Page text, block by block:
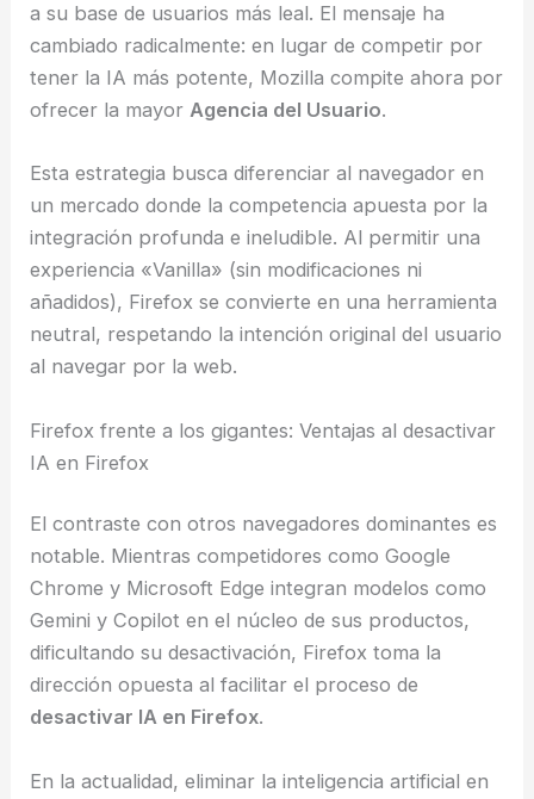
a su base de usuarios más leal. El mensaje ha
cambiado radicalmente: en lugar de competir por
tener la IA más potente, Mozilla compite ahora por
ofrecer la mayorAgencia del Usuario.
Esta estrategia busca diferenciar al navegador en
un mercado donde la competencia apuesta por la
integración profunda e ineludible. Al permitir una
experiencia «Vanilla» (sin modificaciones ni
añadidos), Firefox se convierte en una herramienta
neutral, respetando la intención original del usuario
al navegar por la web.
Firefox frente a los gigantes: Ventajas al desactivar
IA en Firefox
El contraste con otros navegadores dominantes es
notable. Mientras competidores como Google
Chrome y Microsoft Edge integran modelos como
Gemini y Copilot en el núcleo de sus productos,
dificultando su desactivación, Firefox toma la
dirección opuesta al facilitar el proceso de
desactivar IA en Firefox.
En la actualidad, eliminar la inteligencia artificial en